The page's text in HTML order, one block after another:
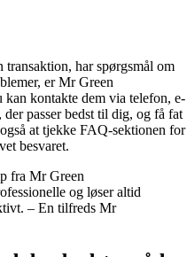
har spørgsmål om
er Mr Green
kontakte dem via telefon, e-
passer bedst til dig, og få fat
at tjekke FAQ-sektionen for
besvaret.
fra Mr Green
og løser altid
– En tilfreds Mr